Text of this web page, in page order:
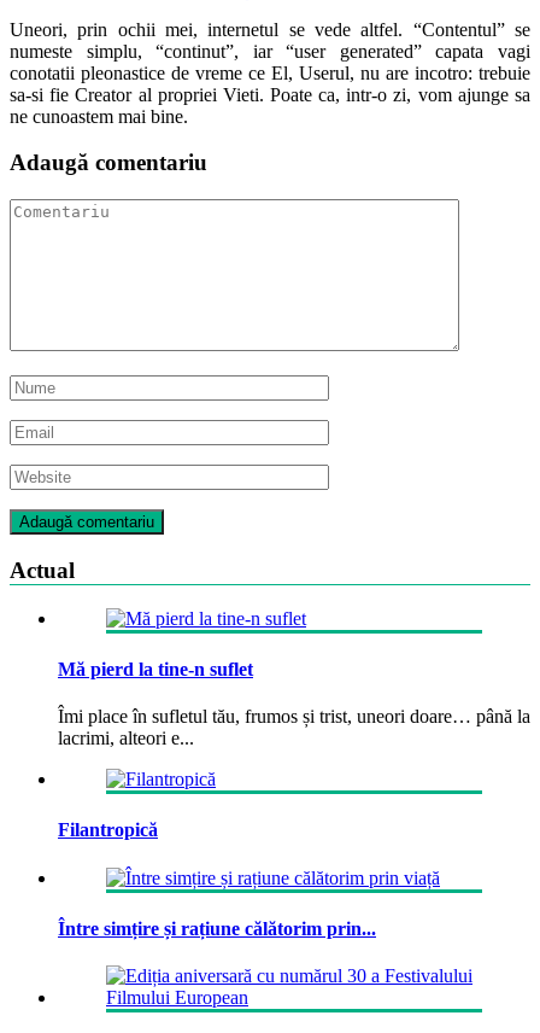
Uneori, prin ochii mei, internetul se vede altfel. “Contentul” se
numeste simplu, “continut”, iar “user generated” capata vagi
conotatii pleonastice de vreme ce El, Userul, nu are incotro: trebuie
sa-si fie Creator al propriei Vieti. Poate ca, intr-o zi, vom ajunge sa
ne cunoastem mai bine.
Adaugă comentariu
Actual
Mă pierd la tine-n suflet
Îmi place în sufletul tău, frumos și trist, uneori doare… până la
lacrimi, alteori e...
Filantropică
Între simțire și rațiune călătorim prin...